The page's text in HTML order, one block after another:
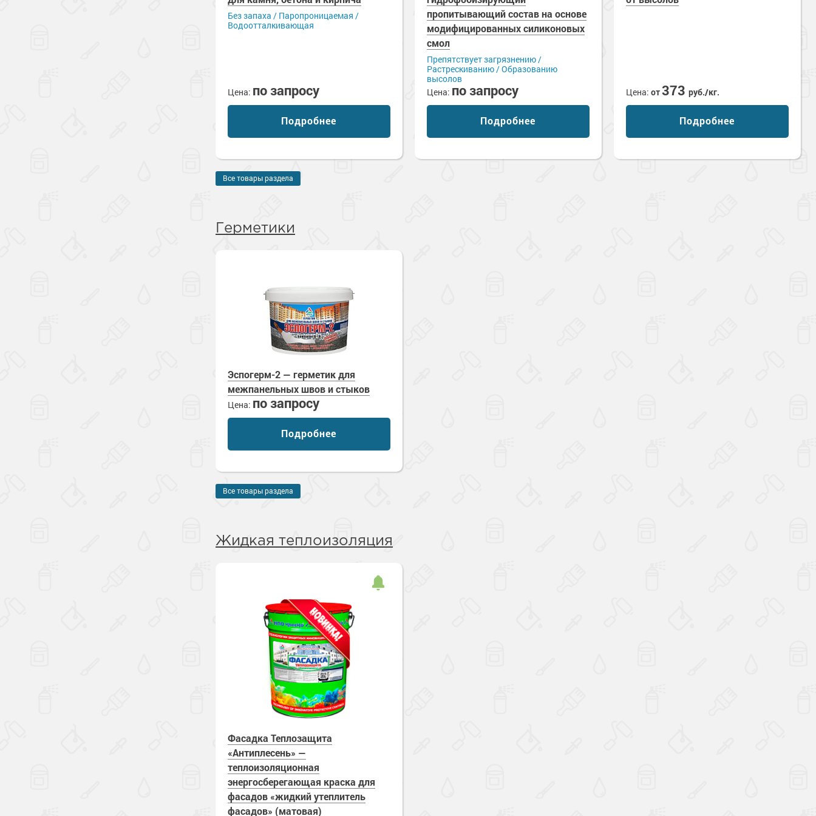
Без запаха / Паропроницаемая /
Водоотталкивающая
Цена: по запросу
Подробнее
пропитывающий состав на основе
модифицированных силиконовых
смол
Препятствует загрязнению /
Растрескиванию / Образованию
высолов
Цена: по запросу
Подробнее
Цена: от373 руб./кг.
Подробнее
Все товары раздела
Герметики
Эспогерм-2 — герметик для
межпанельных швов и стыков
Цена: по запросу
Подробнее
Все товары раздела
Жидкая теплоизоляция
Фасадка Теплозащита
«Антиплесень» —
теплоизоляционная
энергосберегающая краска для
фасадов «жидкий утеплитель
фасадов» (матовая)